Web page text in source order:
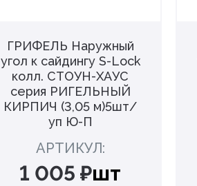
ГРИФЕЛЬ Наружный
угол к сайдингу S-Lock
колл. СТОУН-ХАУС
серия РИГЕЛЬНЫЙ
КИРПИЧ (3,05 м)5шт/
уп Ю-П
АРТИКУЛ:
1 005 ₽шт